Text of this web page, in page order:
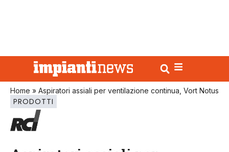
Home » Aspiratori assiali per ventilazione continua, Vort Notus
PRODOTTI